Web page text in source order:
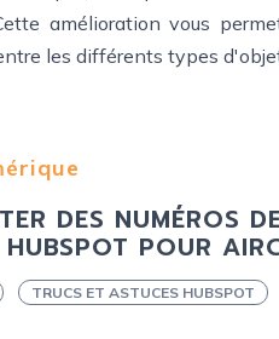
amélioration vous
les différents types
DES NUMÉROS
POUR
TRUCS ET ASTUCES HUBSPOT